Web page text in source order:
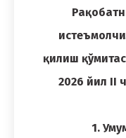
қилиш
2026 йил II
1.